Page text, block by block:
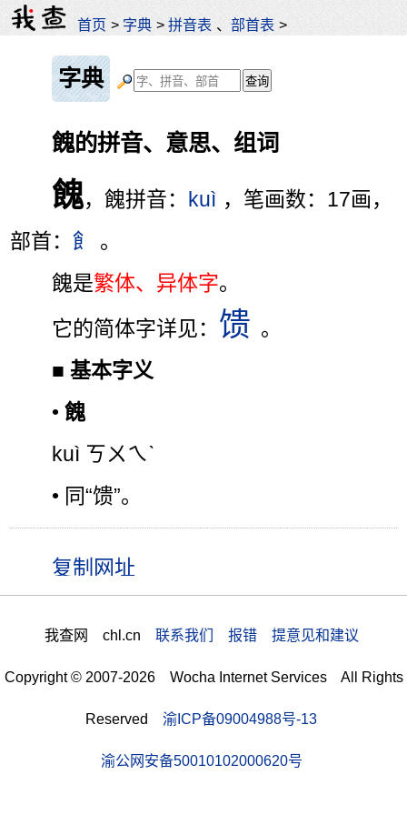
首页 > 字典 >拼音表 、部首表 >
字典
餽的拼音、意思、组词
餽，餽拼音： kuì ，笔画数：17画，
部首：飠
。
餽是繁体、异体字。
它的简体字详见： 馈 。
■基本字义
•餽
kuì ㄎㄨㄟˋ
• 同“馈”。
我查网 chl.cn 联系我们 报错 提意见和建议
Copyright © 2007-2026 Wocha Internet Services All Rights
Reserved 渝ICP备09004988号-13
渝公网安备50010102000620号